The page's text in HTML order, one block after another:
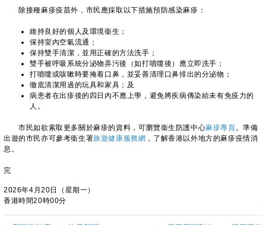
除接種麻疹疫苗外，市民應採取以下措施預防感染麻疹：
維持良好的個人及環境衞生；
保持室內空氣流通；
保持雙手清潔，並用正確的方法洗手；
雙手被呼吸系統分泌物弄污後（如打噴嚏後）應立即洗手；
打噴嚏或咳嗽時要掩着口鼻，並妥善清理口鼻排出的分泌物；
徹底清潔用過的玩具和家具；及
病患者在出疹後的四日內不應上學，避免將疾病傳染給未有免疫力的
人。
​市民如欲索取更多關於麻疹的資料，可瀏覽衞生防護中心麻疹專頁。準備
出遊的市民亦可參考衞生署旅遊健康服務網 ，了解香港以外地方的麻疹疫情消
息。
完
2026年4月20日（星期一）
香港時間20時00分